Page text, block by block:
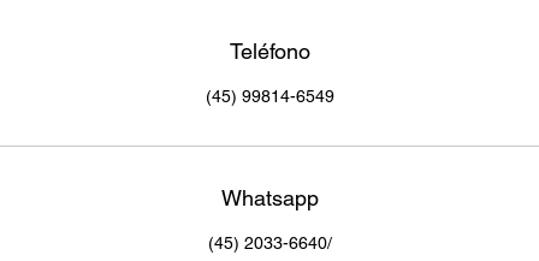
Teléfono
(45) 99814-6549
Whatsapp
(45) 2033-6640/